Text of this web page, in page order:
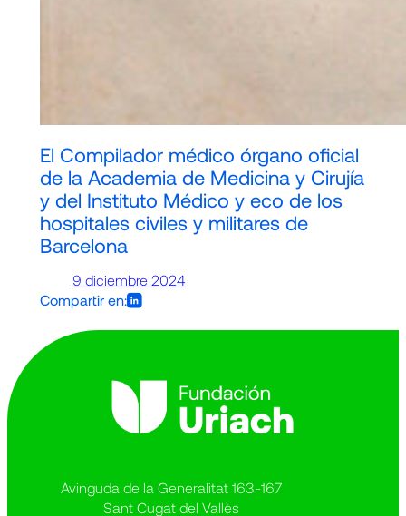
El Compilador médico órgano oficial
de la Academia de Medicina y Cirujía
y del Instituto Médico y eco de los
hospitales civiles y militares de
Barcelona
9 diciembre 2024
Compartir en:
Avinguda de la Generalitat 163-167
Sant Cugat del Vallès